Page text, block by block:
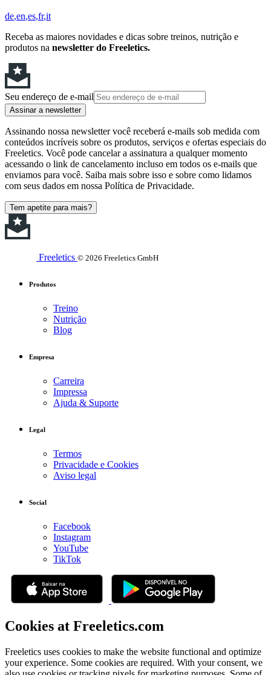
de en es fr it
Receba as maiores novidades e dicas sobre treinos, nutrição e
produtos na newsletter do Freeletics.
Seu endereço de e-mail
Assinar a newsletter
Assinando nossa newsletter você receberá e-mails sob medida com
conteúdos incríveis sobre os produtos, serviços e ofertas especiais do
Freeletics. Você pode cancelar a assinatura a qualquer momento
acessando o link de cancelamento incluso em todos os e-mails que
enviamos para você. Saiba mais sobre isso e sobre como lidamos
com seus dados em nossa Política de Privacidade.
Tem apetite para mais?
Freeletics © 2026 Freeletics GmbH
Produtos
Treino
Nutrição
Blog
Empresa
Carreira
Impressa
Ajuda & Suporte
Legal
Termos
Privacidade e Cookies
Aviso legal
Social
Facebook
Instagram
YouTube
TikTok
Cookies at Freeletics.com
Freeletics uses cookies to make the website functional and optimize
your experience. Some cookies are required. With your consent, we